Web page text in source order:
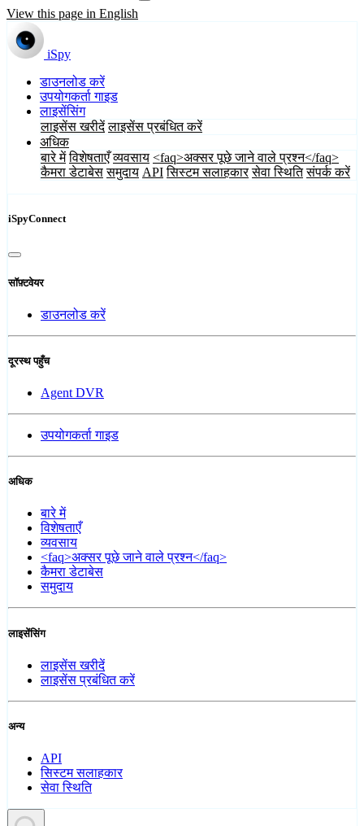
View this page in English
iSpy
डाउनलोड करें
उपयोगकर्ता गाइड
लाइसेंसिंग
लाइसेंस खरीदें लाइसेंस प्रबंधित करें
अधिक
बारे में विशेषताएँ व्यवसाय <faq>अक्सर पूछे जाने वाले प्रश्न</faq>
कैमरा डेटाबेस समुदाय API सिस्टम सलाहकार सेवा स्थिति संपर्क करें
iSpyConnect
सॉफ़्टवेयर
डाउनलोड करें
दूरस्थ पहुँच
Agent DVR
उपयोगकर्ता गाइड
अधिक
बारे में
विशेषताएँ
व्यवसाय
<faq>अक्सर पूछे जाने वाले प्रश्न</faq>
कैमरा डेटाबेस
समुदाय
लाइसेंसिंग
लाइसेंस खरीदें
लाइसेंस प्रबंधित करें
अन्य
API
सिस्टम सलाहकार
सेवा स्थिति